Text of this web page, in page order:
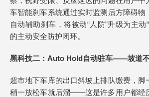
车智能刹车系统通过实时监测后方障碍物
自动辅助刹车，将被动“人防”升级为主动
的主动安全防护闭环。
黑科技二：Auto Hold自动驻车——坡道
超市地下车库的出口斜坡上排队缴费，脚
稍一放松车就后溜——这是许多用户都经